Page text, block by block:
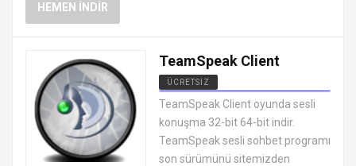
HEMEN İNDIR
TeamSpeak Client
ÜCRETSIZ
MESAJLAŞMA SOHBET
PROGRAMLARI
TeamSpeak Client oyunda sesli
konuşma 32-bit 64-bit indir.
TeamSpeak sesli sohbet programı
son sürümünü sitemizden